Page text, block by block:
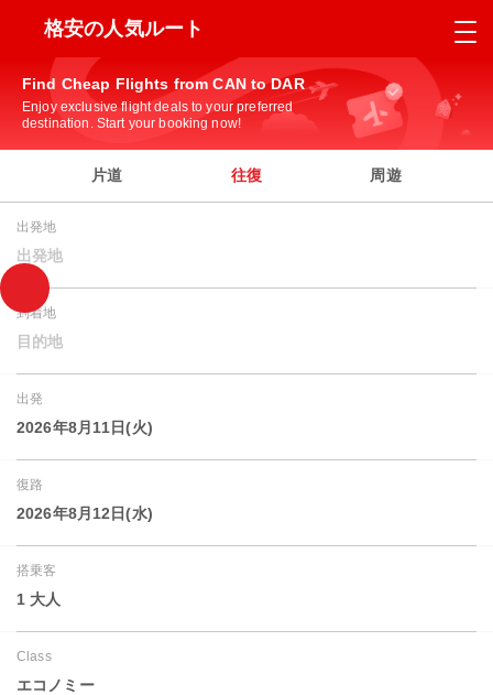
格安の人気ルート
Find Cheap Flights from CAN to DAR
Enjoy exclusive flight deals to your preferred
destination. Start your booking now!
片道 往復 周遊
出発地
出発地
到着地
目的地
出発
2026年8月11日(火)
復路
2026年8月12日(水)
搭乗客
1 大人
Class
エコノミー